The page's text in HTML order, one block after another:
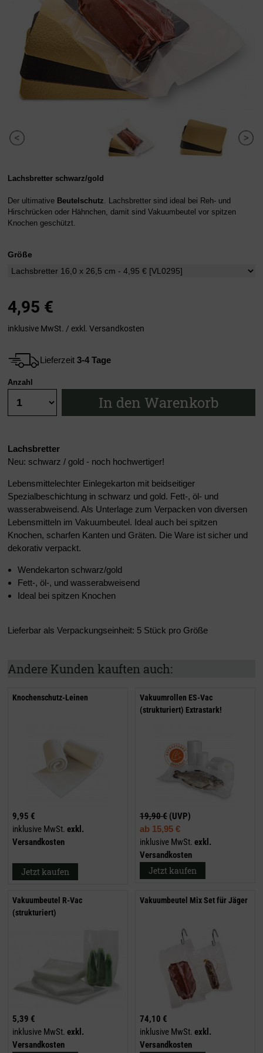
Lachsbretter schwarz/gold
Der ultimative Beutelschutz . Lachsbretter sind ideal bei Reh- und
Hirschrücken oder Hähnchen, damit sind Vakuumbeutel vor spitzen
Knochen geschützt.
Größe
4,95 €
inklusive MwSt. / exkl. Versandkosten
Lieferzeit 3-4 Tage
Anzahl
In den Warenkorb
Lachsbretter
Neu: schwarz / gold - noch hochwertiger!
Lebensmittelechter Einlegekarton mit beidseitiger
Spezialbeschichtung in schwarz und gold. Fett-, öl- und
wasserabweisend. Als Unterlage zum Verpacken von diversen
Lebensmitteln im Vakuumbeutel. Ideal auch bei spitzen
Knochen, scharfen Kanten und Gräten. Die Ware ist sicher und
dekorativ verpackt.
Wendekarton schwarz/gold
Fett-, öl-, und wasserabweisend
Ideal bei spitzen Knochen
Lieferbar als Verpackungseinheit: 5 Stück pro Größe
Andere Kunden kauften auch:
Knochenschutz-Leinen
9,95 €
inklusive MwSt. exkl.
Versandkosten
Jetzt kaufen
Vakuumrollen ES-Vac
(strukturiert) Extrastark!
19,90 € (UVP)
ab 15,95 €
inklusive MwSt. exkl.
Versandkosten
Jetzt kaufen
Vakuumbeutel R-Vac
(strukturiert)
5,39 €
inklusive MwSt. exkl.
Versandkosten
Vakuumbeutel Mix Set für Jäger
74,10 €
inklusive MwSt. exkl.
Versandkosten